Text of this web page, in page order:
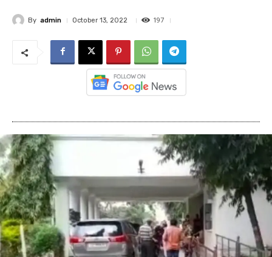
By admin October 13, 2022 197